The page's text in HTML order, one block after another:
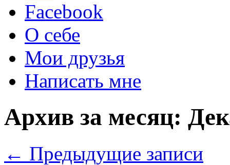
Facebook
О себе
Мои друзья
Написать мне
Архив за месяц:
← Предыдущие записи